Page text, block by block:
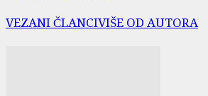
VEZANI ČLANCIVIŠE OD AUTORA